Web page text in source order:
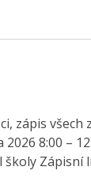
v
konání